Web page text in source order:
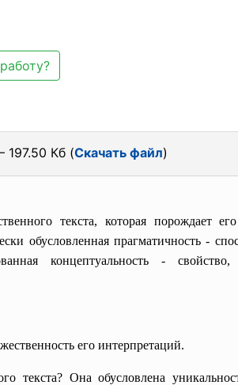
197.50 Кб (Скачать файл)
текста, которая порождает
обусловленная прагматичность -
концептуальность -
его интерпретаций.
текста? Она обусловлена